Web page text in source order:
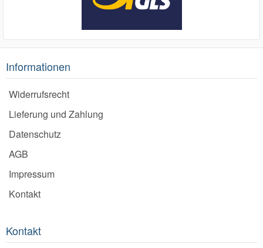
Informationen
Widerrufsrecht
Lieferung und Zahlung
Datenschutz
AGB
Impressum
Kontakt
Kontakt